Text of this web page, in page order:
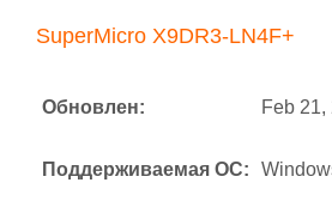
SuperMicro X9DR3-LN4F+
Обновлен: Feb 21,
Поддерживаемая ОС: